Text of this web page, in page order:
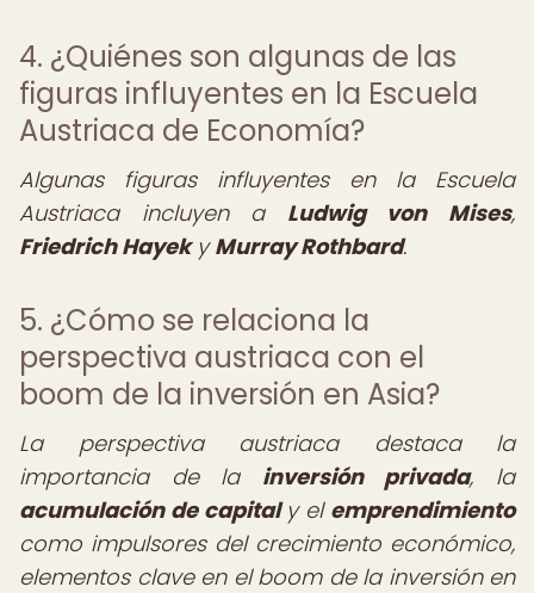
4. ¿Quiénes son algunas de las
figuras influyentes en la Escuela
Austriaca de Economía?
Algunas figuras influyentes en la Escuela
Austriaca incluyen a Ludwig von Mises,
Friedrich HayekyMurray Rothbard.
5. ¿Cómo se relaciona la
perspectiva austriaca con el
boom de la inversión en Asia?
La perspectiva austriaca destaca la
importancia de la inversión privada, la
acumulación de capitaly el emprendimiento
como impulsores del crecimiento económico,
elementos clave en el boom de la inversión en